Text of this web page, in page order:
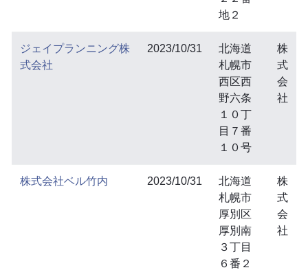
地２
ジェイプランニング株
式会社
2023/10/31
北海道
札幌市
西区西
野六条
１０丁
目７番
１０号
株
式
会
社
株式会社ベル竹内 2023/10/31
北海道
札幌市
厚別区
厚別南
３丁目
６番２
株
式
会
社